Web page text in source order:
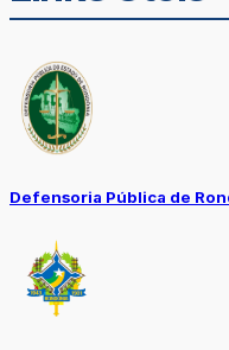
Defensoria Pública de